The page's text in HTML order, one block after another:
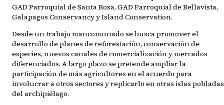
GAD Parroquial de Santa Rosa, GAD Parroquial de Bellavista,
Galapagos Conservancy y Island Conservation.
Desde un trabajo mancomunado se busca promover el
desarrollo de planes de reforestación, conservación de
especies, nuevos canales de comercialización y mercados
diferenciados. A largo plazo se pretende ampliar la
participación de más agricultores en el acuerdo para
involucrar a otros sectores y replicarlo en otras islas pobladas
del archipiélago.